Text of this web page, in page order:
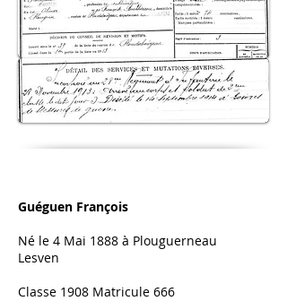
Guéguen François
Né le 4 Mai 1888 à Plouguerneau
Lesven
Classe 1908 Matricule 666